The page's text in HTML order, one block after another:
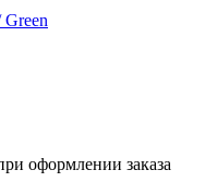
Green
оформлении заказа